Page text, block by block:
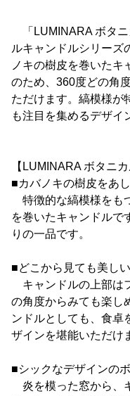
「LUMINARA ボタニ
ルキャンドルシリーズ
ノキの樹皮を巻いたキ
のため、360度どの角
ただけます。縞模様が
も注目を集めるデザイ
【LUMINARA ボタニ
■カバノキの樹皮をあ
特徴的な縞模様をも
を巻いたキャンドルで
りの一品です。
■どこから見ても美しい
キャンドルの上部は
の角度からみても楽し
ンドルとしても、食卓
ザインを堪能いただけ
■シックなデザインの
炎を模った窓から、